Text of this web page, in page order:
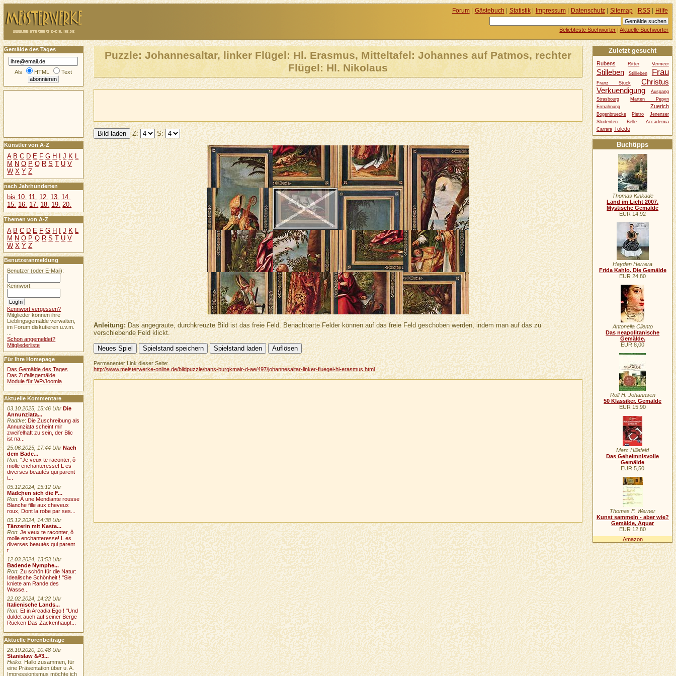
Puzzle: Johannesaltar, linker Flügel: Hl. Erasmus, Mitteltafel: Johannes auf Patmos, rechter
Flügel: Hl. Nikolaus
Z: S:
Anleitung:Das angegraute, durchkreuzte Bild ist das freie Feld. Benachbarte Felder können auf das freie Feld geschoben werden, indem man auf das zu
verschiebende Feld klickt.
Permanenter Link dieser Seite:
http://www.meisterwerke-online.de/bildpuzzle/hans-burgkmair-d-ae/497/johannesaltar-linker-fluegel-hl-erasmus.html
Gemälde des Tages
Als HTML Text
Künstler von A-Z
A B C D E F G H J K L
M N O P Q R S T U V
W X Y Z
nach Jahrhunderten
bis 10. 11. 12. 13. 14.
15. 16. 17. 18. 19. 20.
Themen von A-Z
A B C D E F G H I J K L
M N O P Q R S T U V
W X Y Z
Benutzeranmeldung
Benutzer (oder E-Mail):
Kennwort:
Kennwort vergessen?
Mitglieder können ihre
Lieblingsgemälde verwalten,
im Forum diskutieren u.v.m.
Schon angemeldet?
Mitgliederliste
Für Ihre Homepage
Das Gemälde des Tages
Das Zufallsgemälde
Module für WP/Joomla
Aktuelle Kommentare
03.10.2025, 15:46 Uhr Die
Annunziata...
Radtke: Die Zuschreibung als
Annunziata scheint mir
zweifelhaft zu sein, der Blic
ist na...
25.06.2025, 17:44 Uhr Nach
dem Bade...
Ron:"Je veux te raconter, ô
molle enchanteresse! L es
diverses beautés qui parent
t...
05.12.2024, 15:12 Uhr
Mädchen sich die F...
Ron:À une Mendiante rousse
Blanche fille aux cheveux
roux, Dont la robe par ses...
05.12.2024, 14:38 Uhr
Tänzerin mit Kasta...
Ron:Je veux te raconter, ô
molle enchanteresse! L es
diverses beautés qui parent
t...
12.03.2024, 13:53 Uhr
Badende Nymphe...
Ron:Zu schön für die Natur:
Idealische Schönheit ! "Sie
kniete am Rande des
Wasse...
22.02.2024, 14:22 Uhr
Italienische Lands...
Ron:Et in Arcadia Ego ! "Und
duldet auch auf seiner Berge
Rücken Das Zackenhaupt...
Aktuelle Forenbeiträge
28.10.2020, 10:48 Uhr
Stanisław &#3...
Heiko: Hallo zusammen, für
eine Präsentation über u. A.
Impressionismus möchte ich
Forum| Gästebuch | Statistik| Impressum| Datenschutz| Sitemap| RSS| Hilfe
Beliebteste Suchwörter |Aktuelle Suchwörter
Zuletzt gesucht
Rubens Ritter Vermeer
Stilleben Stillleben Frau
Franz Stuck
Christus
Verkuendigung
Ausgang
Strasbourg
Marten Pepyn
Ermahnung
Zuerich
Bogenbruecke Pietro
Jenenser
Studenten
Belle
Accademia
Carrara Toledo
Buchtipps
Thomas Kinkade
Land im Licht 2007.
Mystische Gemälde
EUR 14,92
Hayden Herrera
Frida Kahlo. Die Gemälde
EUR 24,80
Antonella Cilento
Das neapolitanische
Gemälde.
EUR 8,00
Rolf H. Johannsen
50 Klassiker, Gemälde
EUR 15,90
Marc Hillefeld
Das Geheimnisvolle
Gemälde
EUR 5,50
Thomas F. Werner
Kunst sammeln - aber wie?
Gemälde, Aquar
EUR 12,80
Amazon